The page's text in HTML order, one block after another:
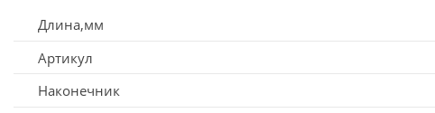
Длина,мм
Артикул
Наконечник